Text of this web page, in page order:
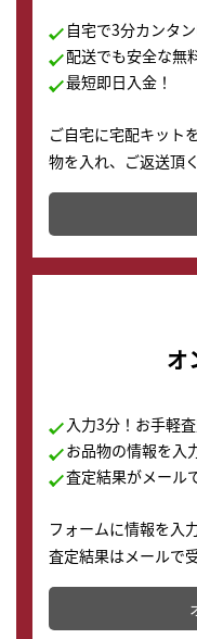
自宅で3分カンタ
配送でも安全な無
最短即日入金！
ご自宅に宅配キット
物を入れ、ご返送頂
テムです。
配送でも簡単&安全
す。
オ
入力3分！お手軽
お品物の情報を入
査定結果がメール
フォームに情報を入
査定結果はメールで
かります。